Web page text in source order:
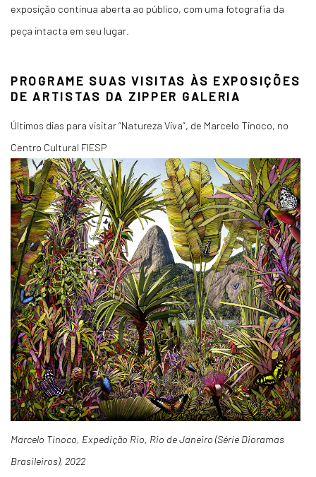
exposição continua aberta ao público, com uma fotografia da
peça intacta em seu lugar.
PROGRAME SUAS VISITAS ÀS EXPOSIÇÕES
DE ARTISTAS DA ZIPPER GALERIA
Últimos dias para visitar “Natureza Viva”, de Marcelo Tinoco, no
Centro Cultural FIESP
Marcelo Tinoco, Expedição Rio, Rio de Janeiro (Série Dioramas
Brasileiros), 2022